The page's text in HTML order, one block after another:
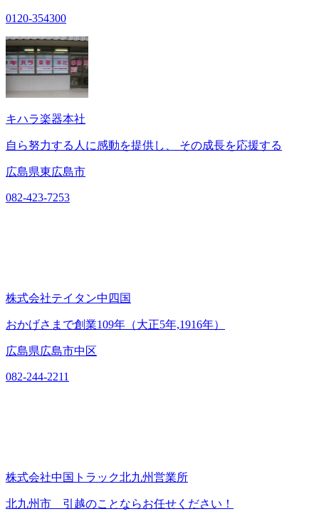
0120-354300
キハラ楽器本社
自ら努力する人に感動を提供し、 その成長を応援する
広島県東広島市
082-423-7253
株式会社テイタン中四国
おかげさまで創業109年（大正5年,1916年）
広島県広島市中区
082-244-2211
株式会社中国トラック北九州営業所
北九州市 引越のことならお任せください！